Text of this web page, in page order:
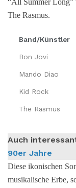
“All Summer Long”
The Rasmus.
Band/Künstler
Bon Jovi
Mando Diao
Kid Rock
The Rasmus
Auch
90er Jahre
Diese ikonischen
musikalische Erbe,